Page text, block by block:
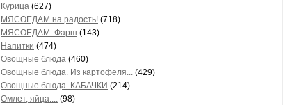
Курица (627)
МЯСОЕДАМ на радость! (718)
МЯСОЕДАМ. Фарш (143)
Напитки (474)
Овощные блюда (460)
Овощные блюда. Из картофеля... (429)
Овощные блюда. КАБАЧКИ (214)
Омлет, яйца.... (98)